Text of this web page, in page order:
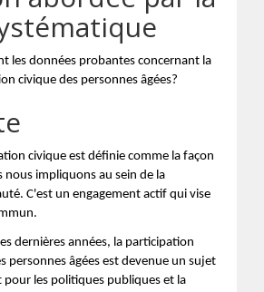
les données probantes concernant la
civique des personnes âgées?
civique est définie comme la façon
nous impliquons au sein de la
C'est un engagement actif qui vise
dernières années, la participation
personnes âgées est devenue un sujet
les politiques publiques et la